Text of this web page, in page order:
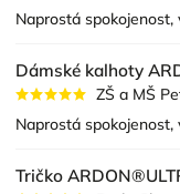
Naprostá spokojenost,
Dámské kalhoty
ZŠ a MŠ
Naprostá spokojenost,
Tričko